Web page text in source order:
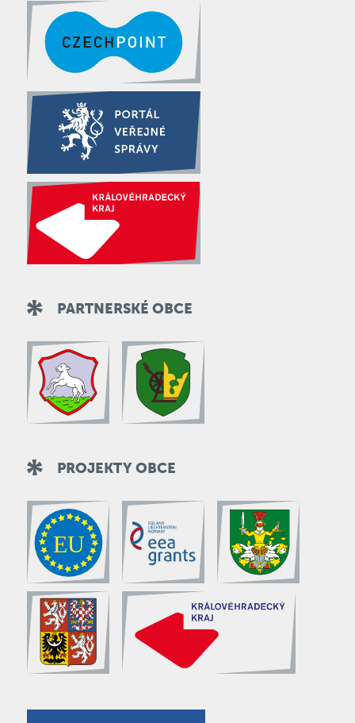
PARTNERSKÉ OBCE
PROJEKTY OBCE